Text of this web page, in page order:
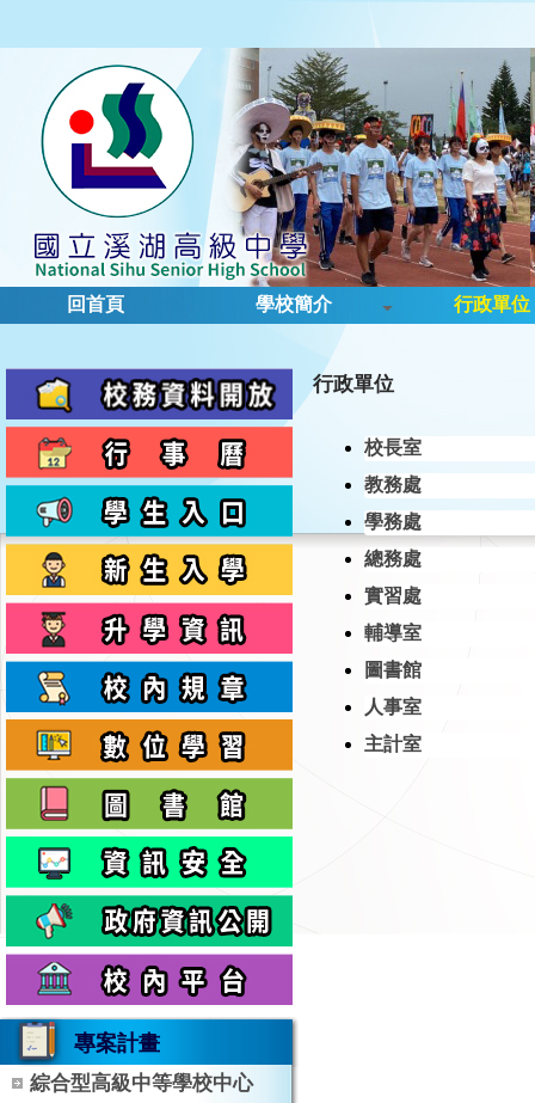
回首頁 學校簡介 行政單位
專案計畫
綜合型高級中等學校中心
行政單位
校長室
教務處
學務處
總務處
實習處
輔導室
圖書館
人事室
主計室